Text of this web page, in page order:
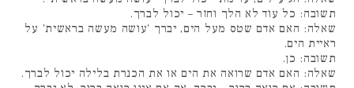
תשובה: כל עוד לא הלך וחזר – יכול לברך.
שאלה: האם אדם שטס מעל הים, יברך 'עושה מעשה בראשית' על
ראיית הים.
תשובה: כן.
שאלה: האם אדם שרואה את הים או את הכנרת בלילה יכול לברך.